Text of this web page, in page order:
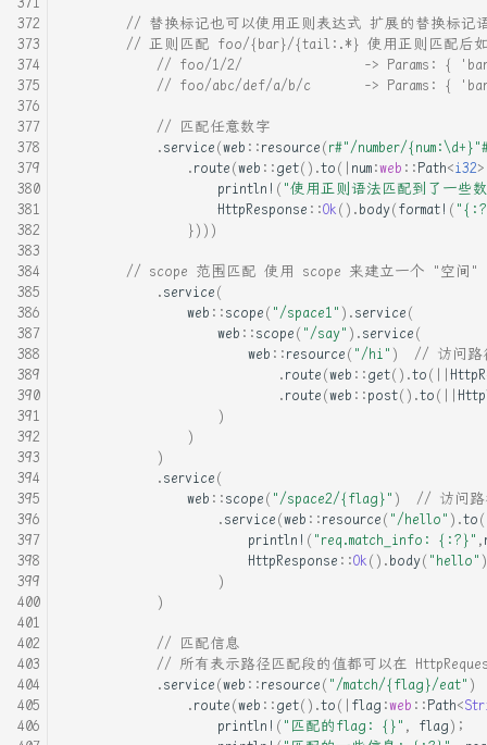
// 替换标记也可以使用正则表达式 扩展的替换标
// 正则匹配 foo/{bar}/{tail:.*} 使用正则匹配后
// foo/1/2/                -> Params: {
// foo/abc/def/a/b/c       -> Params: {
// 匹配任意数字
.service(web ::resource(r#"/number/
.route(web ::get().to( | num:web ::Path<i32
println! ( "使用正则语法匹配到了一
HttpResponse ::Ok().body(format! (
})))
// scope 范围匹配 使用 scope 来建立一个 "空间"
.service(
web ::scope( "/space1" ).service(
web ::scope( "/say" ).service(
web ::resource( "/hi" )
// 访问路
.route(web ::get().to( ||
.route(web ::post().to( ||
)
)
)
.service(
web ::scope( "/space2/{flag}" )
// 访问
.service(web ::resource( "/hello" ).to(
println! ( "req.match_info: {:?}" ,
HttpResponse ::Ok().body( "hello"
)
)
// 匹配信息
// 所有表示路径匹配段的值都可以在
.service(web ::resource( "/match/{flag}/eat" )
.route(web ::get().to( | flag :web ::Path<
println! ( "匹配的flag: {}" , flag);